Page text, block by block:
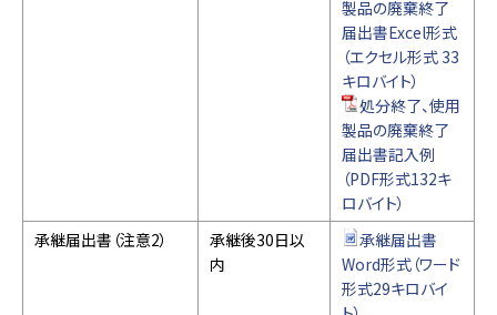
製品の廃棄終了
届出書Excel形式
（エクセル形式 33
キロバイト）
処分終了、使用
製品の廃棄終了
届出書記入例
（PDF形式132キ
ロバイト）
承継届出書（注意2）
承継後30日以
内
承継届出書
Word形式（ワード
形式29キロバイ